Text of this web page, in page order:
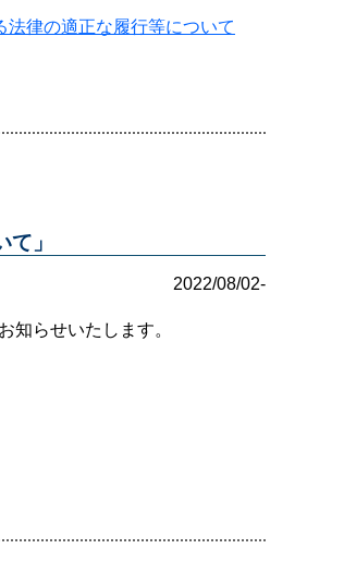
律の適正な履行等について
」
2022/08/02-
知らせいたします。